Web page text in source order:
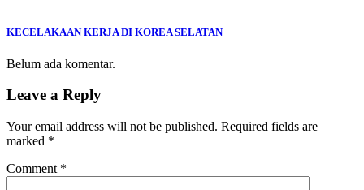
KECELAKAAN KERJA DI KOREA SELATAN
Belum ada komentar.
Leave a Reply
Your email address will not be published. Required fields are
marked *
Comment *